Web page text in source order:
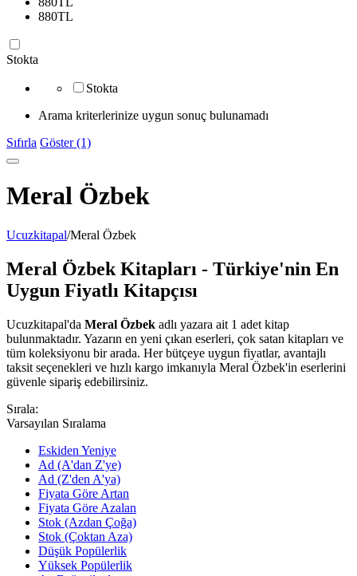
880TL
Stokta
Stokta
Arama kriterlerinize uygun sonuç bulunamadı
Sıfırla Göster (1)
Meral Özbek
Ucuzkitapal/Meral Özbek
Meral Özbek Kitapları - Türkiye'nin En
Uygun Fiyatlı Kitapçısı
Ucuzkitapal'da Meral Özbek adlı yazara ait 1 adet kitap
bulunmaktadır. Yazarın en yeni çıkan eserleri, çok satan kitapları ve
tüm koleksiyonu bir arada. Her bütçeye uygun fiyatlar, avantajlı
taksit seçenekleri ve hızlı kargo imkanıyla Meral Özbek'in eserlerini
güvenle sipariş edebilirsiniz.
Sırala:
Varsayılan Sıralama
Eskiden Yeniye
Ad (A'dan Z'ye)
Ad (Z'den A'ya)
Fiyata Göre Artan
Fiyata Göre Azalan
Stok (Azdan Çoğa)
Stok (Çoktan Aza)
Düşük Popülerlik
Yüksek Popülerlik